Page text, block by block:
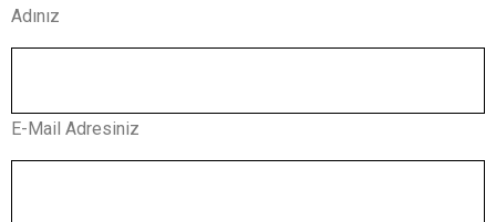
Adınız
E-Mail Adresiniz